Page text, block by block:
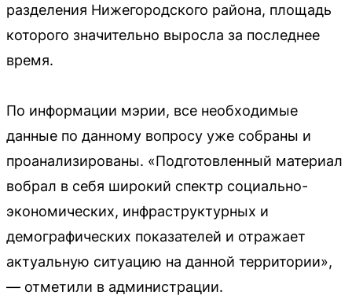
разделения Нижегородского района, площадь
которого значительно выросла за последнее
время.
По информации мэрии, все необходимые
данные по данному вопросу уже собраны и
проанализированы. «Подготовленный материал
вобрал в себя широкий спектр социально-
экономических, инфраструктурных и
демографических показателей и отражает
актуальную ситуацию на данной территории»,
— отметили в администрации.